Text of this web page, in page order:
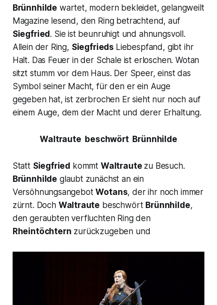
Brünnhilde wartet, modern bekleidet, gelangweilt
Magazine lesend, den Ring betrachtend, auf
Siegfried . Sie ist beunruhigt und ahnungsvoll.
Allein der Ring, Siegfrieds Liebespfand, gibt ihr
Halt. Das Feuer in der Schale ist erloschen. Wotan
sitzt stumm vor dem Haus. Der Speer, einst das
Symbol seiner Macht, für den er ein Auge
gegeben hat, ist zerbrochen Er sieht nur noch auf
einem Auge, dem der Macht und derer Erhaltung.
Waltraute beschwört Brünnhilde
Statt Siegfried kommt Waltraute zu Besuch.
Brünnhilde glaubt zunächst an ein
VersöhnungsangebotWotans, der ihr noch immer
zürnt. Doch Waltraute beschwört Brünnhilde,
den geraubten verfluchten Ring den
Rheintöchtern zurückzugeben und